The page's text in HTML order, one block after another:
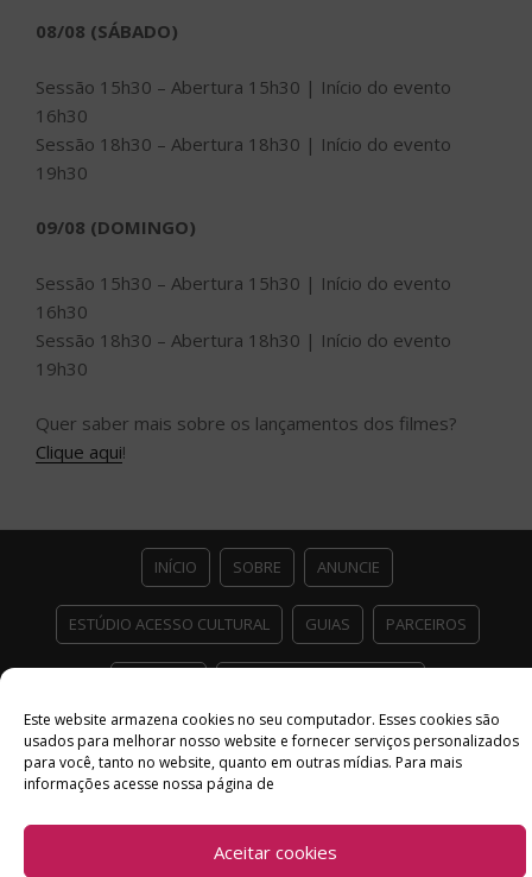
Este website armazena cookies no seu computador. Esses cookies são
usados ​​para melhorar nosso website e fornecer serviços personalizados
para você, tanto no website, quanto em outras mídias. Para mais
informações acesse nossa página de
Aceitar cookies
08/08 (SÁBADO)
Sessão 15h30 – Abertura 15h30 | Início do evento
16h30
Sessão 18h30 – Abertura 18h30 | Início do evento
19h30
09/08 (DOMINGO)
Sessão 15h30 – Abertura 15h30 | Início do evento
16h30
Sessão 18h30 – Abertura 18h30 | Início do evento
19h30
Quer saber mais sobre os lançamentos dos filmes?
Clique aqui!
INÍCIO SOBRE ANUNCIE
ESTÚDIO ACESSO CULTURAL GUIAS PARCEIROS
Facebook
TwitterInstagram
Youtube
Copyright 2026 Acesso Cultural - Arte, Cultura Pop e Entretenimento
Desenvolvido por